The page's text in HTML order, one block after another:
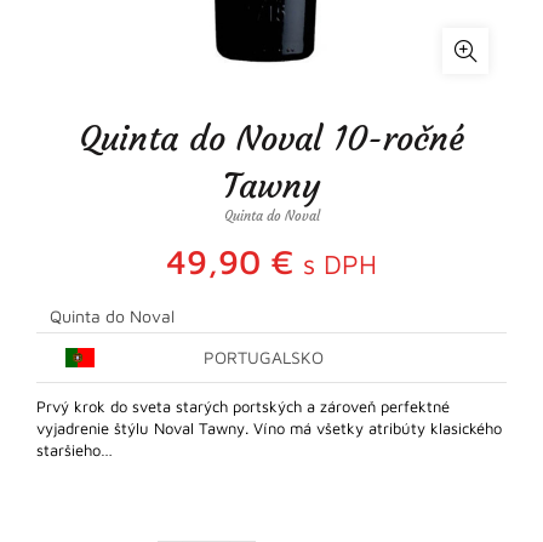
Quinta do Noval 10-ročné
Tawny
Quinta do Noval
49,90 € s DPH
Quinta do Noval
PORTUGALSKO
Prvý krok do sveta starých portských a zároveň perfektné
vyjadrenie štýlu Noval Tawny. Víno má všetky atribúty klasického
staršieho…